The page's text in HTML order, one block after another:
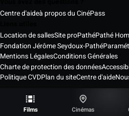
Films Cinémas
Centre d'aideà propos du CinéPass
Location de sallesSite proPathéPathé
Fondation Jérôme Seydoux-Pathé
Mentions LégalesConditions Générales
Charte de protection des données
Politique CVDPlan du siteCentre d'aide
Pathé Cinémas Services © 2026
Tous droits réservés ®